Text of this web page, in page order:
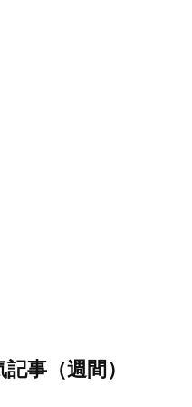
事（週間）